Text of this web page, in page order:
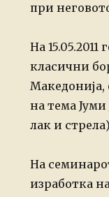
при
На
класични
на тема Јуми
лак и
На
изработка